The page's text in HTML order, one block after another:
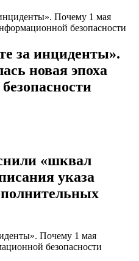
Почему 1 мая
безопасности
за инциденты».
новая эпоха
«шквал
указа